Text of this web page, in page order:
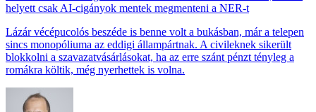
helyett csak AI-cigányok mentek megmenteni a NER-t
Lázár vécépucolós beszéde is benne volt a bukásban, már a telepen
sincs monopóliuma az eddigi állampártnak. A civileknek sikerült
blokkolni a szavazatvásárlásokat, ha az erre szánt pénzt tényleg a
romákra költik, még nyerhettek is volna.